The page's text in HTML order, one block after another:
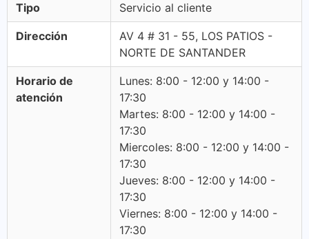
Tipo Servicio al cliente
Dirección
AV 4 # 31 - 55, LOS PATIOS -
NORTE DE SANTANDER
Horario de
atención
Lunes: 8:00 - 12:00 y 14:00 -
17:30
Martes: 8:00 - 12:00 y 14:00 -
17:30
Miercoles: 8:00 - 12:00 y 14:00 -
17:30
Jueves: 8:00 - 12:00 y 14:00 -
17:30
Viernes: 8:00 - 12:00 y 14:00 -
17:30